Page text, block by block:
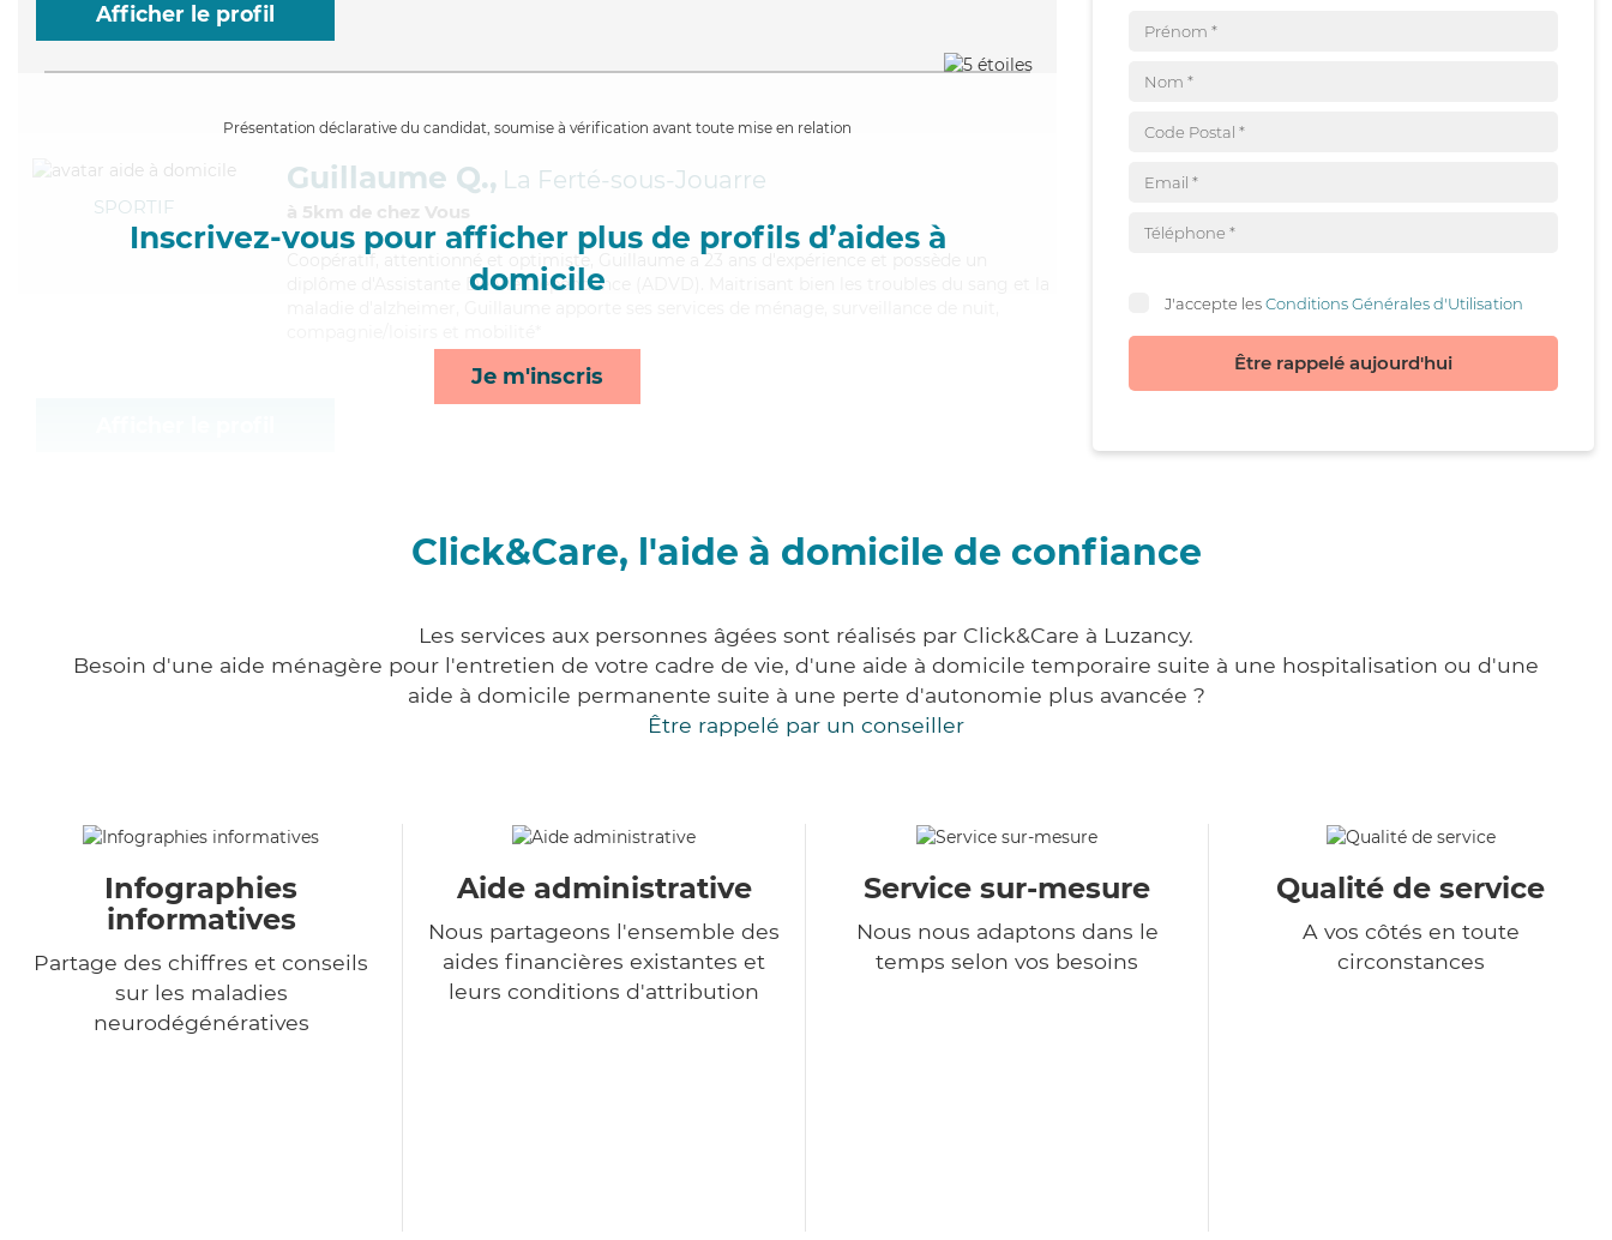
Afficher le profil
Présentation déclarative du candidat, soumise à vérification avant toute mise en relation
Inscrivez-vous pour afficher plus de profils d’aides à
domicile
Je m'inscris
SPORTIF
Guillaume Q., La Ferté-sous-Jouarre
à 5km de chez Vous
Coopératif
, attentionné et optimiste, Guillaume a 23 ans d'expérience et possède un
diplôme d'Assistante De Vie Dépendance (ADVD). Maitrisant bien les troubles du sang et la
J'accepte lesConditions Générales d'Utilisation
Être rappelé aujourd'hui
Click&Care, l'aide à domicile de confiance
Les services aux personnes âgées sont réalisés par Click&Care à Luzancy.
Besoin d'une aide ménagère pour l'entretien de votre cadre de vie, d'une aide à domicile temporaire suite à une hospitalisation ou d'une
aide à domicile permanente suite à une perte d'autonomie plus avancée ?
Être rappelé par un conseiller
Infographies
informatives
Partage des chiffres et conseils
sur les maladies
neurodégénératives
Aide administrative
Nous partageons l'ensemble des
aides financières existantes et
leurs conditions d'attribution
Service sur-mesure
Nous nous adaptons dans le
temps selon vos besoins
Qualité de service
A vos côtés en toute
circonstances